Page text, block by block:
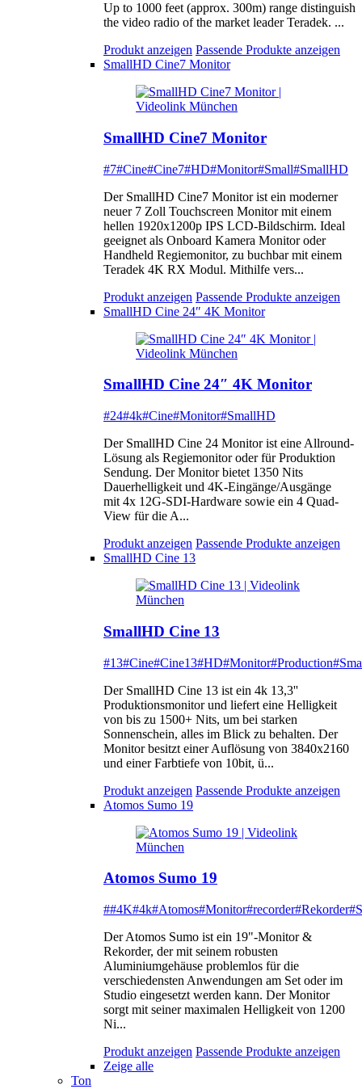
Up to 1000 feet (approx. 300m) range distinguish
the video radio of the market leader Teradek. ...
Produkt anzeigen Passende Produkte anzeigen
SmallHD Cine7 Monitor
SmallHD Cine7 Monitor
#7#Cine#Cine7#HD#Monitor#Small#SmallHD
Der SmallHD Cine7 Monitor ist ein moderner
neuer 7 Zoll Touchscreen Monitor mit einem
hellen 1920x1200p IPS LCD-Bildschirm. Ideal
geeignet als Onboard Kamera Monitor oder
Handheld Regiemonitor, zu buchbar mit einem
Teradek 4K RX Modul. Mithilfe vers...
Produkt anzeigen Passende Produkte anzeigen
SmallHD Cine 24″ 4K Monitor
SmallHD Cine 24″ 4K Monitor
#24#4k#Cine#Monitor#SmallHD
Der SmallHD Cine 24 Monitor ist eine Allround-
Lösung als Regiemonitor oder für Produktion
Sendung. Der Monitor bietet 1350 Nits
Dauerhelligkeit und 4K-Eingänge/Ausgänge
mit 4x 12G-SDI-Hardware sowie ein 4 Quad-
View für die A...
Produkt anzeigen Passende Produkte anzeigen
SmallHD Cine 13
SmallHD Cine 13
#13#Cine#Cine13#HD#Monitor#Production
Der SmallHD Cine 13 ist ein 4k 13,3''
Produktionsmonitor und liefert eine Helligkeit
von bis zu 1500+ Nits, um bei starken
Sonnenschein, alles im Blick zu behalten. Der
Monitor besitzt einer Auflösung von 3840x2160
und einer Farbtiefe von 10bit, ü...
Produkt anzeigen Passende Produkte anzeigen
Atomos Sumo 19
Atomos Sumo 19
##4K#4k#Atomos#Monitor#recorder#Rekorder
Der Atomos Sumo ist ein 19"-Monitor &
Rekorder, der mit seinem robusten
Aluminiumgehäuse problemlos für die
verschiedensten Anwendungen am Set oder im
Studio eingesetzt werden kann. Der Monitor
sorgt mit seiner maximalen Helligkeit von 1200
Ni...
Produkt anzeigen Passende Produkte anzeigen
Zeige alle
Ton